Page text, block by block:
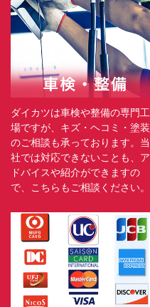
ダイカツは車検や整備の専門工
場ですが、キズ・ヘコミ・塗装
のご相談も承っております。当
社では対応できないことも、ア
ドバイスや紹介ができますの
で、こちらもご相談ください。